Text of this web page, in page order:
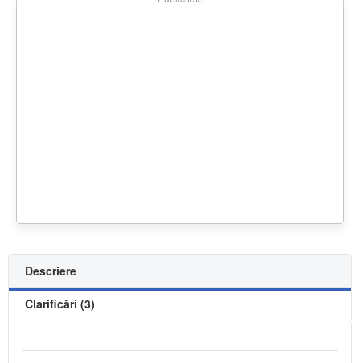
Descriere
Clarificări (3)